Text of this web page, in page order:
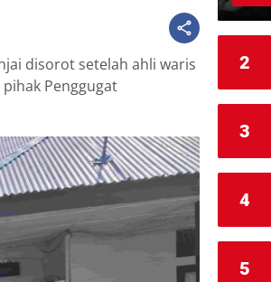
disorot setelah ahli waris
Penggugat
2
3
4
5